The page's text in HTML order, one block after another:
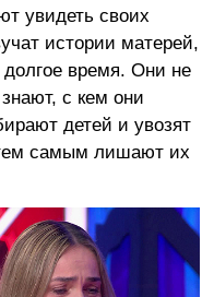
увидеть своих
истории матерей,
долгое время. Они не
с кем они
детей и увозят
самым лишают их